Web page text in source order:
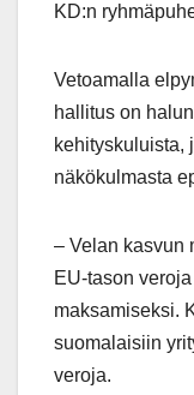
KD:n
Vetoamalla
hallitus on
kehityskuluista,
näkökulmasta
– Velan kasvun
EU-tason
maksamiseksi.
suomalaisiin
veroja.